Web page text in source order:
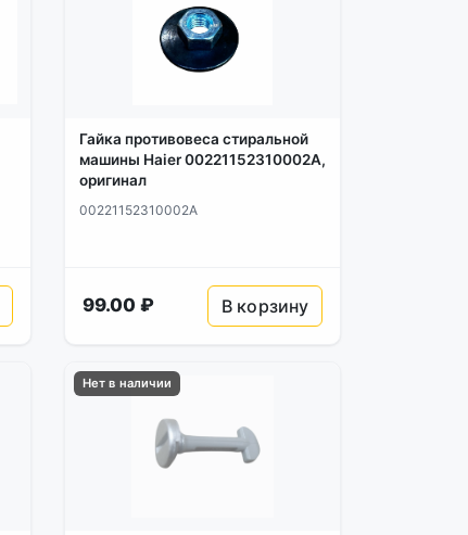
Гайка противовеса стиральной
машины Haier 00221152310002A,
оригинал
00221152310002A
99.00 ₽ В корзину
Нет в наличии